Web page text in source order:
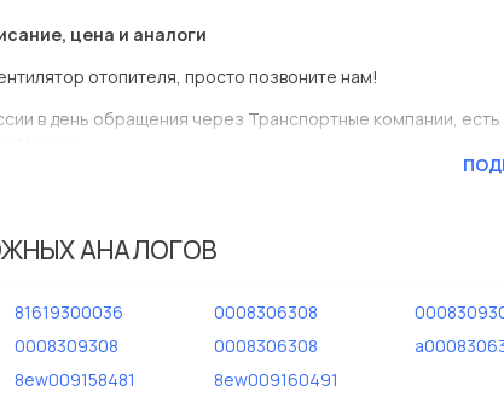
цена и аналоги
отопителя, просто позвоните нам!
в день обращения через Транспортные компании, есть
колодки тормозные дисковые с гарантией от
АНАЛОГОВ
81619300036 0008306308
0008309308 0008306308
8ew009158481
8ew009160491